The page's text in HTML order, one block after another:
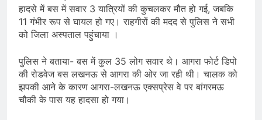
हादसे में बस में सवार 3 यात्रियों की कुचलकर मौत हो गई, जबकि
11 गंभीर रूप से घायल हो गए। राहगीरों की मदद से पुलिस ने सभी
को जिला अस्पताल पहुंचाया ।
पुलिस ने बताया- बस में कुल 35 लोग सवार थे। आगरा फोर्ट डिपो
की रोडवेज बस लखनऊ से आगरा की ओर जा रही थी। चालक को
झपकी आने के कारण आगरा-लखनऊ एक्सप्रेस वे पर बांगरमऊ
चौकी के पास यह हादसा हो गया।